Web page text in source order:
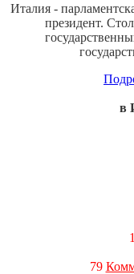
Италия -
президент.
в
79